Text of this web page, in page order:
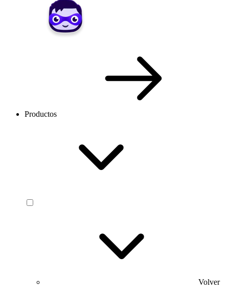
Productos
Volver